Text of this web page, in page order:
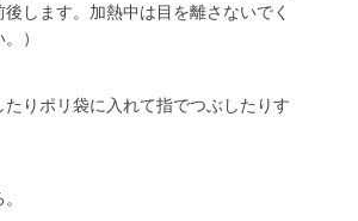
します。加熱中は目を離さないでく
）
りポリ袋に入れて指でつぶしたりす